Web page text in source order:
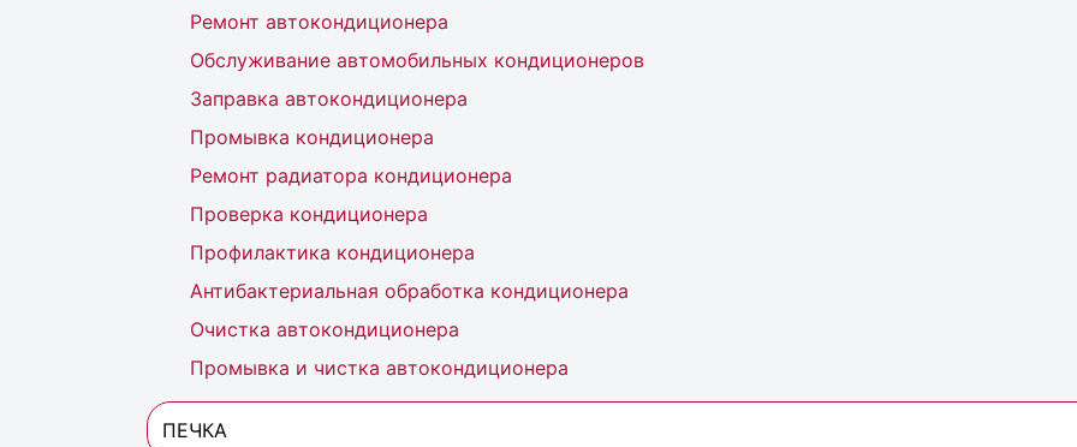
Ремонт автокондиционера
Обслуживание автомобильных кондиционеров
Заправка автокондиционера
Промывка кондиционера
Ремонт радиатора кондиционера
Проверка кондиционера
Профилактика кондиционера
Антибактериальная обработка кондиционера
Очистка автокондиционера
Промывка и чистка автокондиционера
ПЕЧКА